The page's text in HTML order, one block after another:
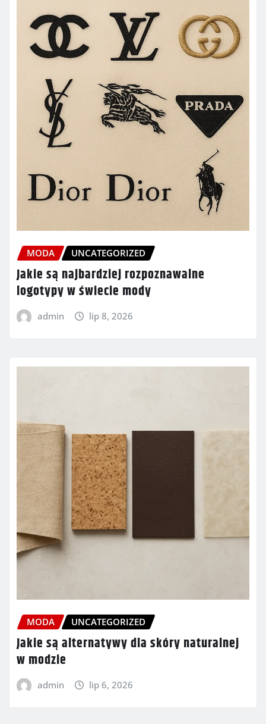
MODA UNCATEGORIZED
Jakie są najbardziej rozpoznawalne
logotypy w świecie mody
admin lip 8, 2026
MODA UNCATEGORIZED
Jakie są alternatywy dla skóry naturalnej
w modzie
admin lip 6, 2026